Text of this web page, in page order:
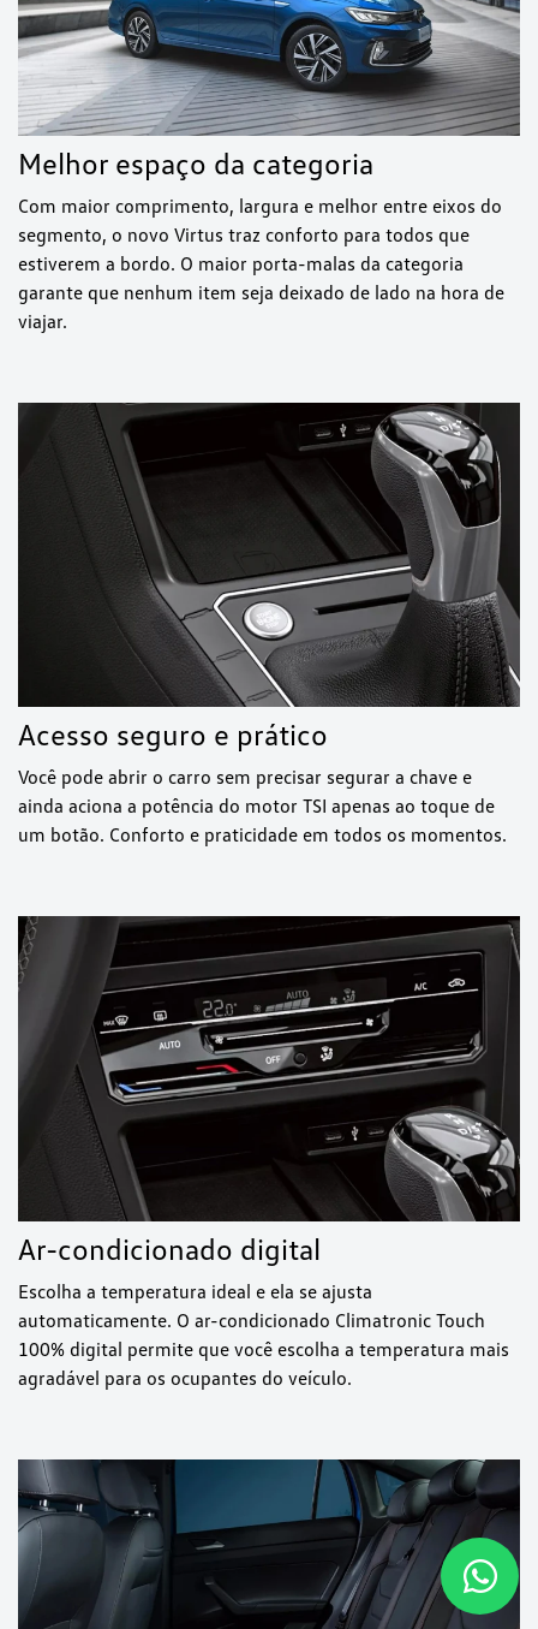
Melhor espaço da categoria
Com maior comprimento, largura e melhor entre eixos do
segmento, o novo Virtus traz conforto para todos que
estiverem a bordo. O maior porta-malas da categoria
garante que nenhum item seja deixado de lado na hora de
viajar.
Acesso seguro e prático
Você pode abrir o carro sem precisar segurar a chave e
ainda aciona a potência do motor TSI apenas ao toque de
um botão. Conforto e praticidade em todos os momentos.
Ar-condicionado digital
Escolha a temperatura ideal e ela se ajusta
automaticamente. O ar-condicionado Climatronic Touch
100% digital permite que você escolha a temperatura mais
agradável para os ocupantes do veículo.